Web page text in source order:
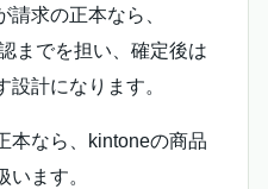
求の正本なら、
までを担い、確定後は
計になります。
本なら、kintoneの商品
ます。